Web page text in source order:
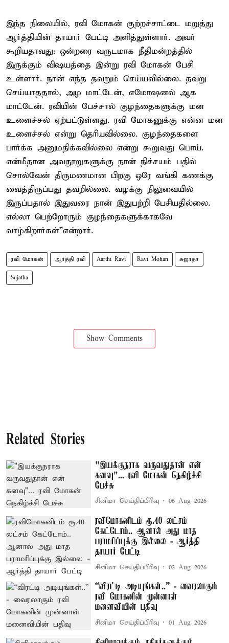
இந்த நிலையில், ரவி மோகன் குற்றச்சாட்டை மறுத்து
ஆர்த்தியின் தாயார் பேட்டி அளித்துள்ளார். அவர்
கூறியதாவது: ஒன்றரை வருடமாக நீதிமன்றத்தில்
இருக்கும் விஷயத்தை இன்று ரவி மோகன் பேசி
உள்ளார். நான் எந்த தவறும் செய்யவில்லை. தவறு
செய்யாததால், அழ மாட்டேன், எமோஷனல் ஆக
மாட்டேன். ரவியின் பேச்சால் குழந்தைகளுக்கு மன
உளைச்சல் ஏற்பட்டுள்ளது. ரவி மோகனுக்கு என்ன மன
உளைச்சல் என்று தெரியவில்லை. குழந்தைகளை
பார்க்க அனுமதிக்கவில்லை என்று கூறுவது பொய்.
என்மீதான அவதூறுகளுக்கு நான் நிச்சயம் பதில்
சொல்வேன் திருமணமான பிறகு ஒரே வங்கி கணக்கு
வைத்திருப்பது தவறில்லை. வழக்கு நிலுவையில்
இருப்பதால் இதுவரை நான் இதுபற்றி பேசியதில்லை.
எல்லா பெற்றோரும் குழந்தைகளுக்காகவே
வாழ்கிறார்கள்”என்றார்.
ரவி மோகன் ஆர்த்தி ரவி Aarthi Ravi Ravi Mohan சுஜாதா
Sujatha
Show Comments
Related Stories
"இயக்குநராக வருவதுதான் என்
கனவு"... ரவி மோகன் நெகிழ்ச்சி
பேச்சு
சினிமா செய்திப்பிரிவு 06 Aug 2026
ரவிமோகனிடம் ரூ.40 லட்சம்
கேட்டோம்.. ஆனால் அது மாத
பராமரிப்புக்கு இல்லை - ஆர்த்தி
தாயார் பேட்டி
சினிமா செய்திப்பிரிவு 02 Aug 2026
“விரட்டி அடியுங்கள்..” - வைரலாகும்
ரவி மோகனின் முன்னாள்
மனைவியின் பதிவு
சினிமா செய்திப்பிரிவு 01 Aug 2026